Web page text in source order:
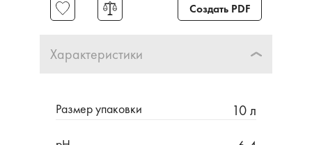
Создать PDF
Характеристики
Размер упаковки 10 л